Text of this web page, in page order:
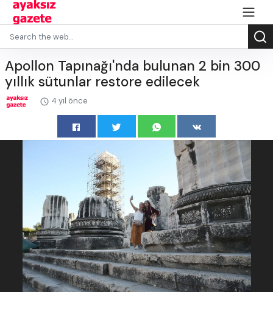
Apollon Tapınağı'nda bulunan 2 bin 300
yıllık sütunlar restore edilecek
4 yıl önce